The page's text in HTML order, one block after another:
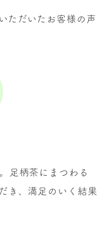
ただいたお客様の声
足柄茶にまつわる
き、満足のいく結果